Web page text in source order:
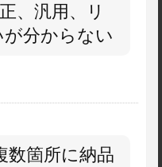
、汎用、リ
分からない
数箇所に納品